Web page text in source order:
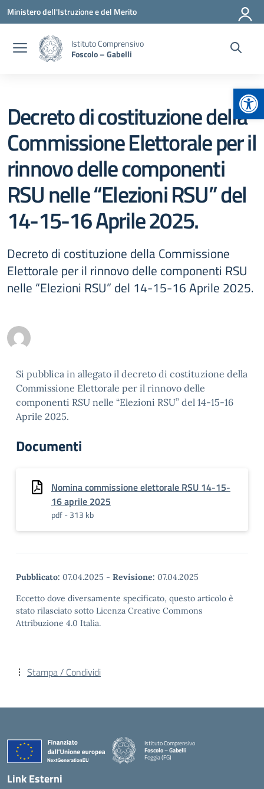
Vai ai contenuti
Vai al menu di navigazione
Vai al footer
Ministero dell'Istruzione e del Merito
Istituto Comprensivo
Foscolo – Gabelli
Decreto di costituzione della
Commissione Elettorale per il
rinnovo delle componenti
RSU nelle “Elezioni RSU” del
14-15-16 Aprile 2025.
Decreto di costituzione della Commissione
Elettorale per il rinnovo delle componenti RSU
nelle “Elezioni RSU” del 14-15-16 Aprile 2025.
Si pubblica in allegato il decreto di costituzione della
Commissione Elettorale per il rinnovo delle
componenti RSU nelle “Elezioni RSU” del 14-15-16
Aprile 2025.
Documenti
Nomina commissione elettorale RSU 14-15-
16 aprile 2025
pdf - 313 kb
Pubblicato: 07.04.2025 - Revisione: 07.04.2025
Eccetto dove diversamente specificato, questo articolo è
stato rilasciato sotto Licenza Creative Commons
Attribuzione 4.0 Italia.
Stampa / Condividi
Istituto Comprensivo
Foscolo – Gabelli
Foggia (FG)
— Visita la pagina iniziale della scuola
Link Esterni